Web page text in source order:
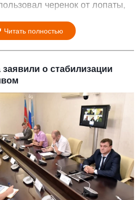
черенок от лопаты,
Читать полностью
о стабилизации